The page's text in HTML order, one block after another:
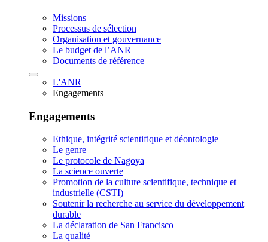
Missions
Processus de sélection
Organisation et gouvernance
Le budget de l’ANR
Documents de référence
L'ANR
Engagements
Engagements
Ethique, intégrité scientifique et déontologie
Le genre
Le protocole de Nagoya
La science ouverte
Promotion de la culture scientifique, technique et
industrielle (CSTI)
Soutenir la recherche au service du développement
durable
La déclaration de San Francisco
La qualité